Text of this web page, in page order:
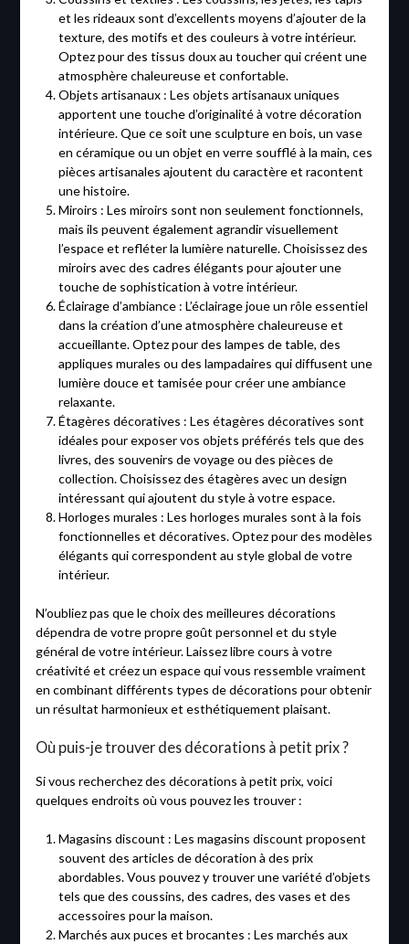
et les rideaux sont d’excellents moyens d’ajouter de la
texture, des motifs et des couleurs à votre intérieur.
Optez pour des tissus doux au toucher qui créent une
atmosphère chaleureuse et confortable.
Objets artisanaux : Les objets artisanaux uniques
apportent une touche d’originalité à votre décoration
intérieure. Que ce soit une sculpture en bois, un vase
en céramique ou un objet en verre soufflé à la main, ces
pièces artisanales ajoutent du caractère et racontent
une histoire.
Miroirs : Les miroirs sont non seulement fonctionnels,
mais ils peuvent également agrandir visuellement
l’espace et refléter la lumière naturelle. Choisissez des
miroirs avec des cadres élégants pour ajouter une
touche de sophistication à votre intérieur.
Éclairage d’ambiance : L’éclairage joue un rôle essentiel
dans la création d’une atmosphère chaleureuse et
accueillante. Optez pour des lampes de table, des
appliques murales ou des lampadaires qui diffusent une
lumière douce et tamisée pour créer une ambiance
relaxante.
Étagères décoratives : Les étagères décoratives sont
idéales pour exposer vos objets préférés tels que des
livres, des souvenirs de voyage ou des pièces de
collection. Choisissez des étagères avec un design
intéressant qui ajoutent du style à votre espace.
Horloges murales : Les horloges murales sont à la fois
fonctionnelles et décoratives. Optez pour des modèles
élégants qui correspondent au style global de votre
intérieur.
N’oubliez pas que le choix des meilleures décorations
dépendra de votre propre goût personnel et du style
général de votre intérieur. Laissez libre cours à votre
créativité et créez un espace qui vous ressemble vraiment
en combinant différents types de décorations pour obtenir
un résultat harmonieux et esthétiquement plaisant.
Où puis-je trouver des décorations à petit prix ?
Si vous recherchez des décorations à petit prix, voici
quelques endroits où vous pouvez les trouver :
Magasins discount : Les magasins discount proposent
souvent des articles de décoration à des prix
abordables. Vous pouvez y trouver une variété d’objets
tels que des coussins, des cadres, des vases et des
accessoires pour la maison.
Marchés aux puces et brocantes : Les marchés aux